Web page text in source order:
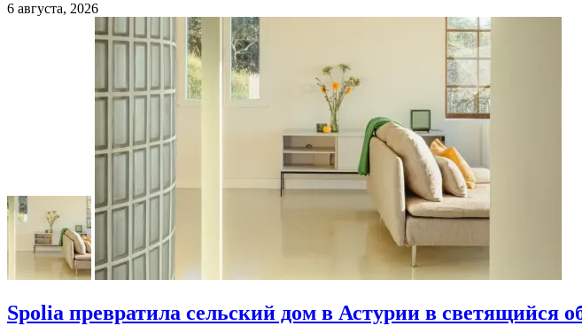
6 августа, 2026
Spolia превратила сельский дом в Астурии в светящийся